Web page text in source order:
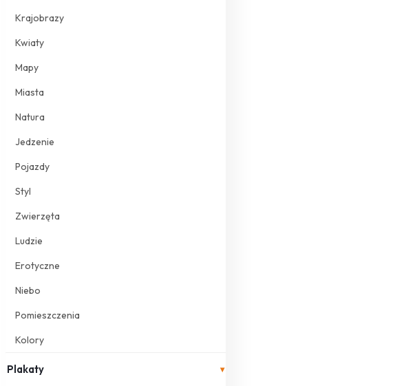
Krajobrazy
Kwiaty
Mapy
Miasta
Natura
Jedzenie
Pojazdy
Styl
Zwierzęta
Ludzie
Erotyczne
Niebo
Pomieszczenia
Kolory
Plakaty ▾